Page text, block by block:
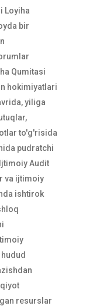
Loyiha
bir
Qumitasi
hokimiyatlari
yiliga
to'g'risida
pudratchi
Audit
va ijtimoiy
ishtirok
resurslar